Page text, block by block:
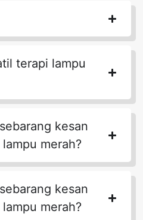
terapi lampu
kesan
merah?
kesan
merah?